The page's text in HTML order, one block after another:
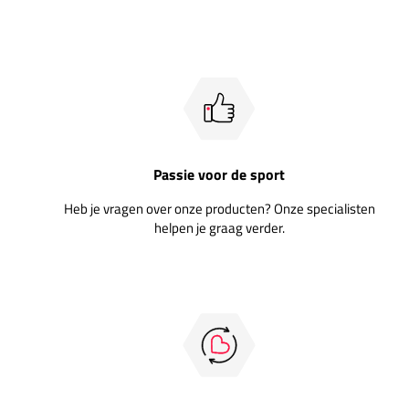
Passie voor de sport
Heb je vragen over onze producten? Onze specialisten
helpen je graag verder.